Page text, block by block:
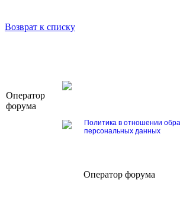
Возврат к списку
Оператор
форума
Тел. +7 (812) 327-93-70, E-
Политика в отношении
персональных данных
Оператор форума